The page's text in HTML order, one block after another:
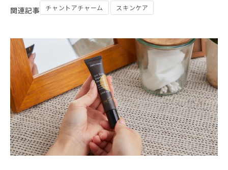
関連記事 チャントアチャーム スキンケア